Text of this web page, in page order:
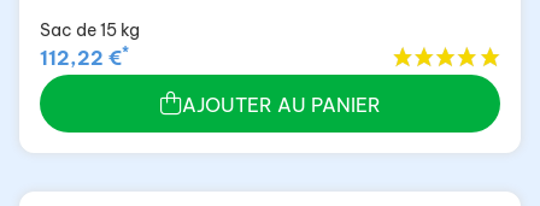
Sac de 15 kg
112,22 €*
AJOUTER AU PANIER